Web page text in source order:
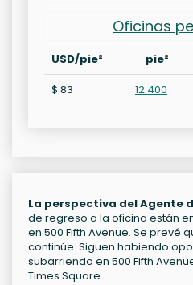
Oficinas
USD/pie² pie²
$ 83
12.400
La perspectiva del Agente
de regreso a la oficina están
en 500 Fifth Avenue. Se prevé
continúe. Siguen habiendo
subarriendo en 500 Fifth
Times Square.